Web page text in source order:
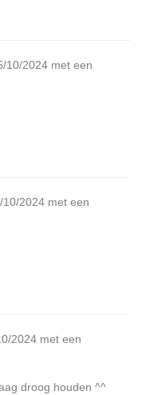
10/2024 met een
2024 met een
2024 met een
droog houden ^^